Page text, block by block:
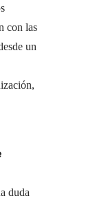
con las
un
duda